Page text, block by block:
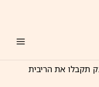
תקבלו את הריבית